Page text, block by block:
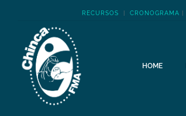
RECURSOS CRONOGRAMA
HOME